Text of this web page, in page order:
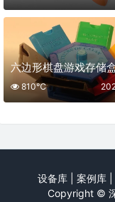
六边形棋盘游戏存储
810℃
设备库| 案例库|
Copyright ©